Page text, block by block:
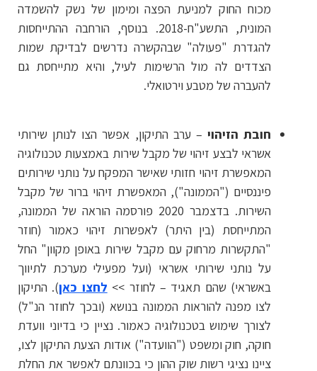
מכוח החוק למניעת הפצה ומימון של נשק להשמדה
המונית, התשע"ח-2018. בנוסף, הורחבה ההתייחסות
להגדרת "פעולה" שבהקשרה נדרשים לבדיקת שמות
הצדדים לה מול הרשימות לעיל, והיא מתייחסת גם
להעברה של מטבע וירטואלי.
חובת הזיהוי – ערב התיקון, אפשר הצו לנותן שירותי
אשראי לבצע זיהוי של מקבל שירות באמצעות טכנולוגיה
המאפשרת זיהוי חזותי שאישר המפקח על נותני שירותים
פיננסיים ("הממונה"), המאפשרת זיהוי ברור של מקבל
השירות. בדצמבר 2020 פורסמה הוראה של הממונה,
המתייחסת (בין היתר) לאפשרות זיהוי כאמור (חוזר
"התקשרות מרחוק עם מקבל שירות באופן מקוון" החל
על נותני שירותי אשראי (ועל מפעילי מערכת לתיווך
באשראי) שהם תאגיד – לחוזר >> לחצו כאן). התיקון
לצו מפנה להוראות הממונה בנושא (ובכך לחוזר הנ"ל)
לצורך שימוש בטכנולוגיה כאמור. נציין כי בדיוני וועדת
חוקה, חוק ומשפט ("הוועדה") אודות הצעת התיקון לצו,
ציינו נציגי רשות שוק ההון כי בכוונתם לאפשר את החלת